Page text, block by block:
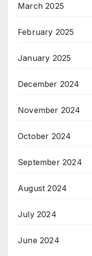
March 2025
February 2025
January 2025
December 2024
November 2024
October 2024
September 2024
August 2024
July 2024
June 2024